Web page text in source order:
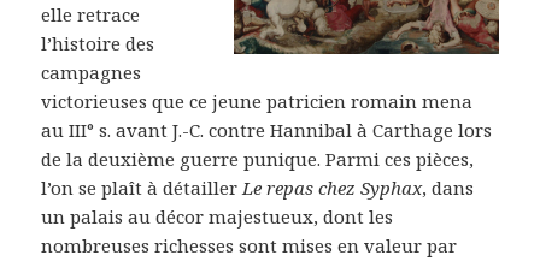
elle retrace
l’histoire des
campagnes
victorieuses que ce jeune patricien romain mena
au III° s. avant J.-C. contre Hannibal à Carthage lors
de la deuxième guerre punique. Parmi ces pièces,
l’on se plaît à détaillerLe repas chez Syphax, dans
un palais au décor majestueux, dont les
nombreuses richesses sont mises en valeur par